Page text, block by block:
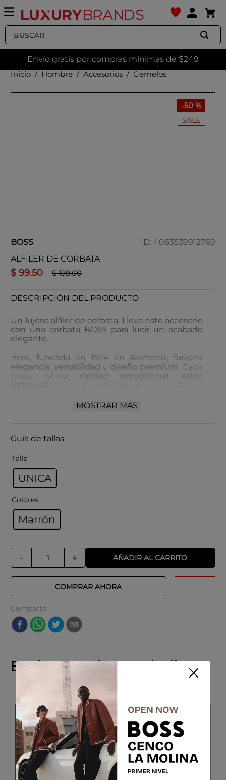
Buscar
Envío gratis por compras mínimas de $249
Hombre
Accesorios Gemelos
-50 %
SALE
BOSS ID: 4063539912769
ALFILER DE CORBATA
$ 99.50 $ 199.00
DESCRIPCIÓN DEL PRODUCTO
Un lujoso alfiler de corbata. Lleve este accesorio
con una corbata BOSS para lucir un acabado
elegante.
Boss, fundada en 1924 en Alemania, fusiona
elegancia, versatilidad y diseño premium. Cada
pieza refleja
calidad excepcional
estilo
ropa de lujo,accesorios modernos
MOSTRAR MÁS
Guía de tallas
Talla
UNICA
Colores
Marrón
＋
－ AÑADIR AL CARRITO
COMPRAR AHORA
Comparte
Explora productos similares